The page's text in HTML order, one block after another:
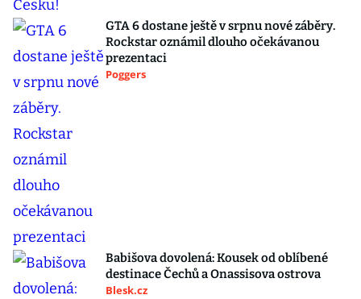
GTA 6 dostane ještě v srpnu nové záběry.
Rockstar oznámil dlouho očekávanou
prezentaci
Poggers
Babišova dovolená: Kousek od oblíbené
destinace Čechů a Onassisova ostrova
Blesk.cz